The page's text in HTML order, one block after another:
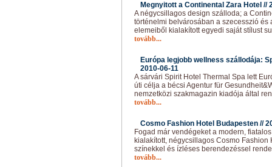
Megnyitott a Continental Zara Hotel //
A négycsillagos design szálloda; a
történelmi belvárosában a szecesszió és
elemeiből kialakított egyedi saját stílust
tovább...
Európa legjobb wellness szállodája:
2010-06-11
A sárvári Spirit Hotel Thermal Spa lett
úti célja a bécsi Agentur für
nemzetközi szakmagazin kiadója által
tovább...
Cosmo Fashion Hotel Budapesten //
Fogad már vendégeket a modern,
kialakított, négycsillagos Cosmo Fashion
színekkel és ízléses berendezéssel
tovább...